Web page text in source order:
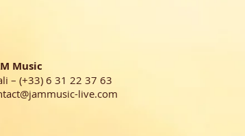
Music
– (+33) 6 31 22 37 63
live.com